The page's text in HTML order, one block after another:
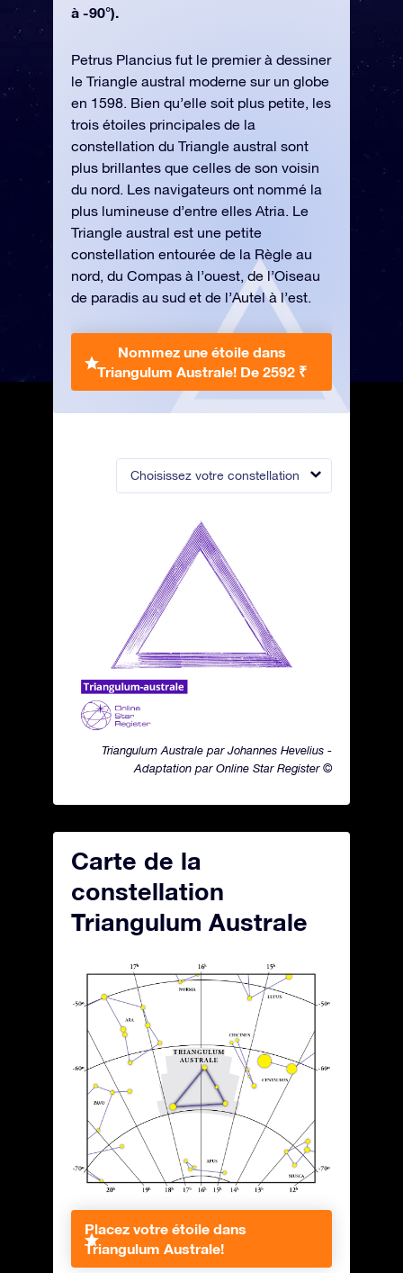
Choisissez votre constellation
Triangulum Australe par Johannes Hevelius -
Adaptation par Online Star Register ©
à -90°).
Petrus Plancius fut le premier à dessiner
le Triangle austral moderne sur un globe
en 1598. Bien qu’elle soit plus petite, les
trois étoiles principales de la
constellation du Triangle austral sont
plus brillantes que celles de son voisin
du nord. Les navigateurs ont nommé la
plus lumineuse d’entre elles Atria. Le
Triangle austral est une petite
constellation entourée de la Règle au
nord, du Compas à l’ouest, de l’Oiseau
de paradis au sud et de l’Autel à l’est.
Nommez une étoile dans
Triangulum Australe! De 2592 ₹
Carte de la
constellation
Triangulum Australe
Placez votre étoile dans
Triangulum Australe!